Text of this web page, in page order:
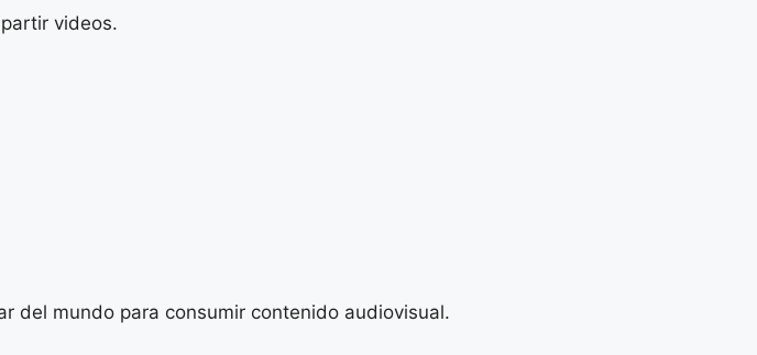
videos.
del mundo para consumir contenido audiovisual.